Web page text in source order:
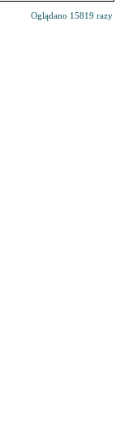
Oglądano 15819 razy